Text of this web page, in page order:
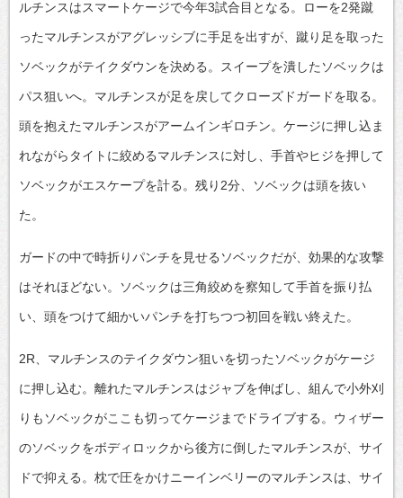
ルチンスはスマートケージで今年3試合目となる。ローを2発蹴
ったマルチンスがアグレッシブに手足を出すが、蹴り足を取った
ソベックがテイクダウンを決める。スイープを潰したソベックは
パス狙いへ。マルチンスが足を戻してクローズドガードを取る。
頭を抱えたマルチンスがアームインギロチン。ケージに押し込ま
れながらタイトに絞めるマルチンスに対し、手首やヒジを押して
ソベックがエスケープを計る。残り2分、ソベックは頭を抜い
た。
ガードの中で時折りパンチを見せるソベックだが、効果的な攻撃
はそれほどない。ソベックは三角絞めを察知して手首を振り払
い、頭をつけて細かいパンチを打ちつつ初回を戦い終えた。
2R、マルチンスのテイクダウン狙いを切ったソベックがケージ
に押し込む。離れたマルチンスはジャブを伸ばし、組んで小外刈
りもソベックがここも切ってケージまでドライブする。ウィザー
のソベックをボディロックから後方に倒したマルチンスが、サイ
ドで抑える。枕で圧をかけニーインベリーのマルチンスは、サイ